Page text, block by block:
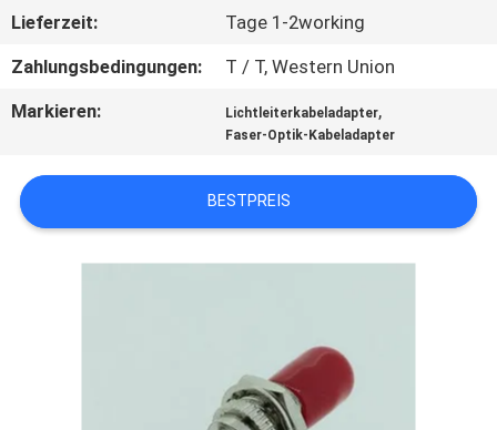
SIE
MIT
UNS
VERBINDUNG
NACHRICHTEN
Lieferzeit:
Tage 1-2working
Zahlungsbedingungen:
T / T, Western Union
Markieren:
Lichtleiterkabeladapter,
Faser-Optik-Kabeladapter
BESTPREIS